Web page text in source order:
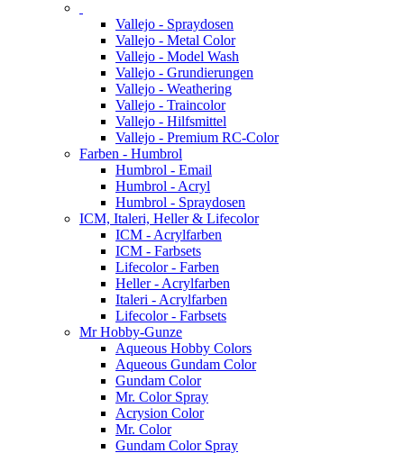
Vallejo - Spraydosen
Vallejo - Metal Color
Vallejo - Model Wash
Vallejo - Grundierungen
Vallejo - Weathering
Vallejo - Traincolor
Vallejo - Hilfsmittel
Vallejo - Premium RC-Color
Farben - Humbrol
Humbrol - Email
Humbrol - Acryl
Humbrol - Spraydosen
ICM, Italeri, Heller & Lifecolor
ICM - Acrylfarben
ICM - Farbsets
Lifecolor - Farben
Heller - Acrylfarben
Italeri - Acrylfarben
Lifecolor - Farbsets
Mr Hobby-Gunze
Aqueous Hobby Colors
Aqueous Gundam Color
Gundam Color
Mr. Color Spray
Acrysion Color
Mr. Color
Gundam Color Spray